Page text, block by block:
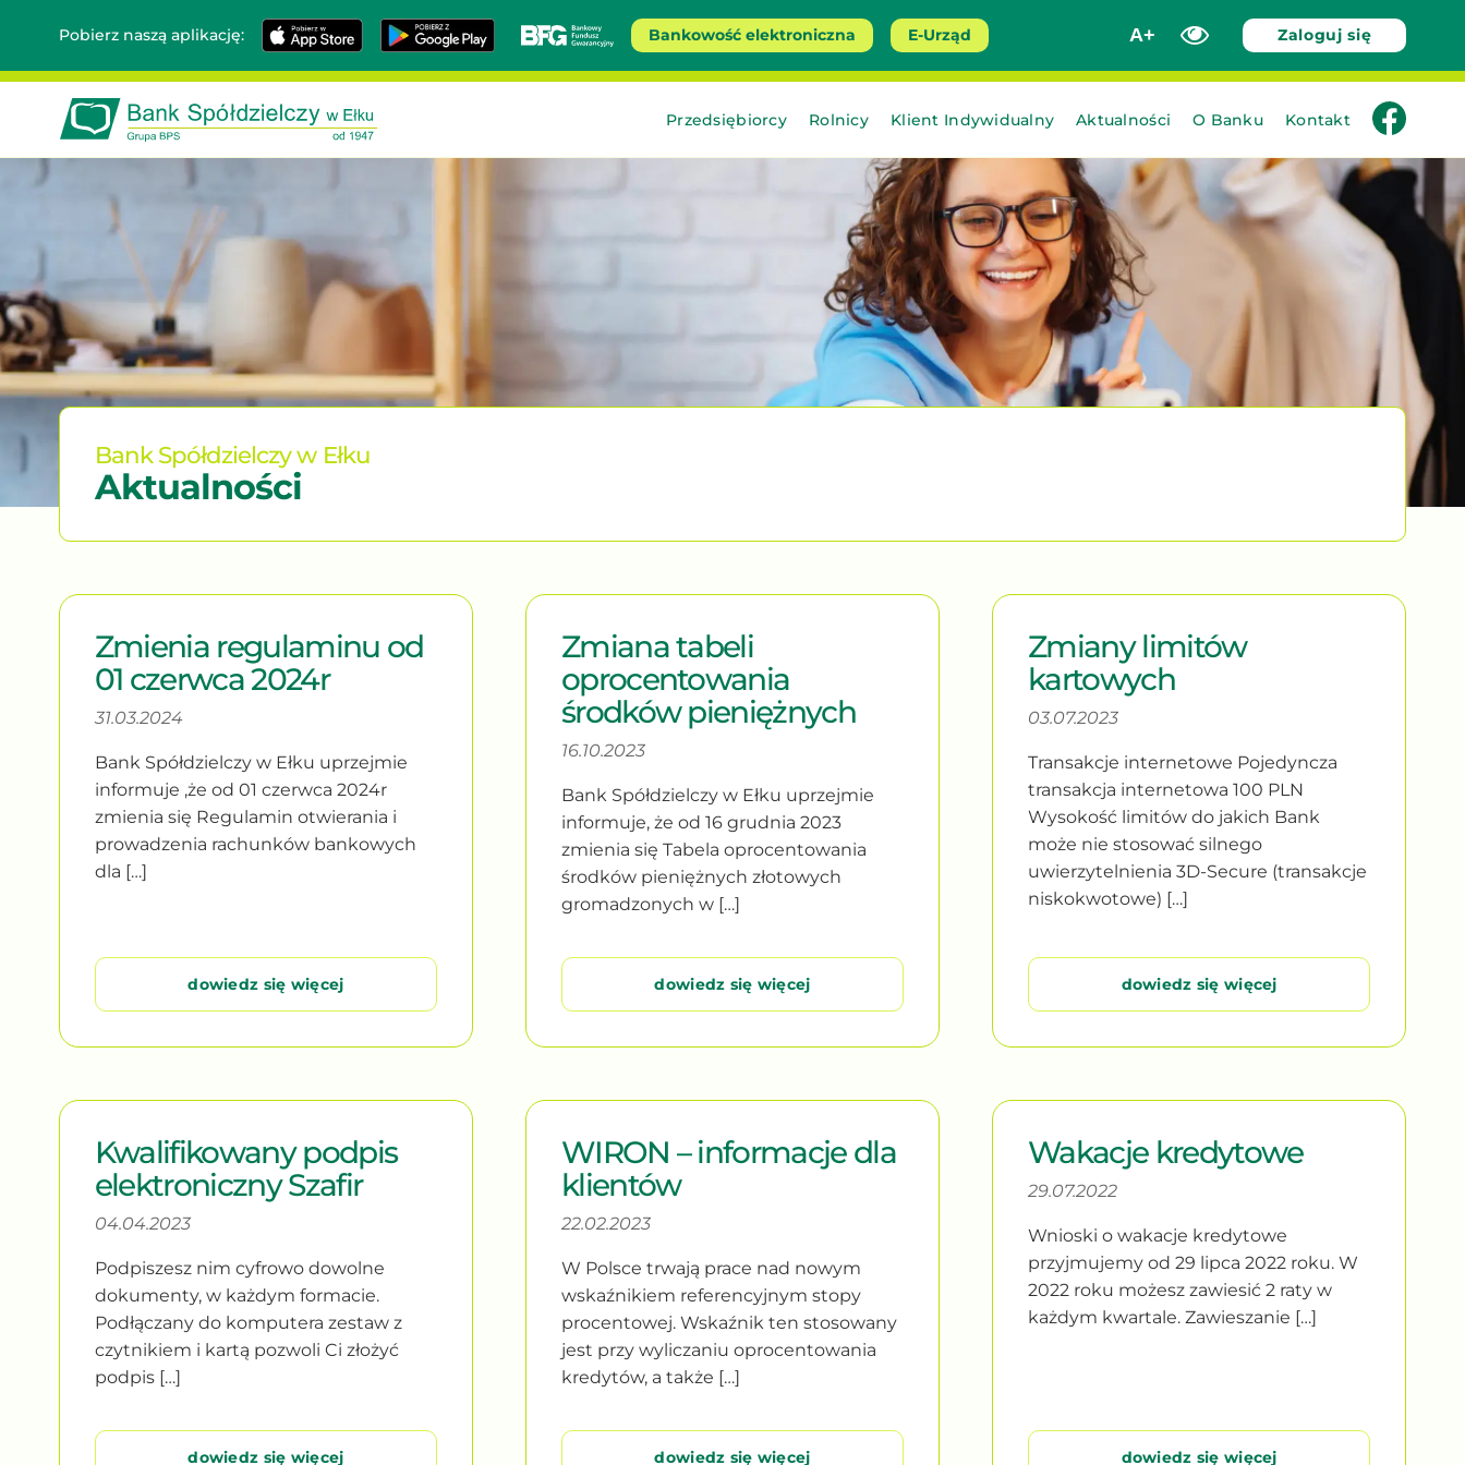
Pobierz naszą aplikację:
App
Store
Google
Play
Bankowość elektroniczna E-Urząd A+ Zaloguj się
Bank
Spółdzielczy
Ełku
W
pełni
bezpieczny
bo
polski
Przedsiębiorcy Rolnicy Klient Indywidualny Aktualności O Banku Kontakt facebook
Bank Spółdzielczy w Ełku
Aktualności
Zmienia regulaminu od
01 czerwca 2024r
31.03.2024
Bank Spółdzielczy w Ełku uprzejmie
informuje ,że od 01 czerwca 2024r
zmienia się Regulamin otwierania i
prowadzenia rachunków bankowych
dla […]
dowiedz się więcej
Zmiana tabeli
oprocentowania
środków pieniężnych
16.10.2023
Bank Spółdzielczy w Ełku uprzejmie
informuje, że od 16 grudnia 2023
zmienia się Tabela oprocentowania
środków pieniężnych złotowych
gromadzonych w […]
dowiedz się więcej
Zmiany limitów
kartowych
03.07.2023
Transakcje internetowe Pojedyncza
transakcja internetowa 100 PLN
Wysokość limitów do jakich Bank
może nie stosować silnego
uwierzytelnienia 3D-Secure (transakcje
niskokwotowe) […]
dowiedz się więcej
Kwalifikowany podpis
elektroniczny Szafir
04.04.2023
Podpiszesz nim cyfrowo dowolne
dokumenty, w każdym formacie.
Podłączany do komputera zestaw z
czytnikiem i kartą pozwoli Ci złożyć
podpis […]
dowiedz się więcej
WIRON – informacje dla
klientów
22.02.2023
W Polsce trwają prace nad nowym
wskaźnikiem referencyjnym stopy
procentowej. Wskaźnik ten stosowany
jest przy wyliczaniu oprocentowania
kredytów, a także […]
dowiedz się więcej
Wakacje kredytowe
29.07.2022
Wnioski o wakacje kredytowe
przyjmujemy od 29 lipca 2022 roku. W
2022 roku możesz zawiesić 2 raty w
każdym kwartale. Zawieszanie […]
dowiedz się więcej